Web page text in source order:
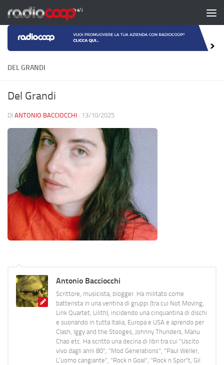
Salta al contenuto
DEL GRANDI
Del Grandi
DI ANTONIO BACCIOCCHI · 13/10/2025
Antonio Bacciocchi
Scrittore, musicista, blogger. Ha militato come
batterista in una ventina di gruppi (tra cui Not Moving,
Link Quartet, Lilith), incidendo una cinquantina di dischi
e suonando in tutta Italia, Europa e USA e aprendo per
Clash, Iggy and the Stooges, Johnny Thunders, Manu
Chao etc. Ha scritto una decina di libri tra cui "Uscito
vivo dagli anni 80", "Mod Generations", "Paul Weller,
L’uomo cangiante", "Rock n Goal", "Rock n Spor"t, Gil